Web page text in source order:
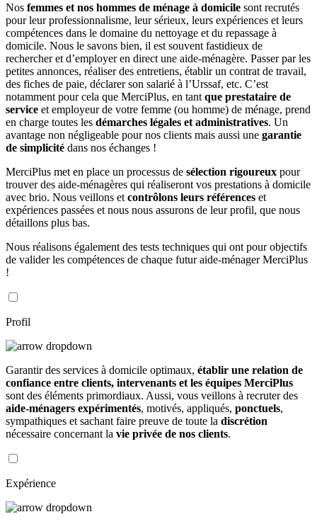
Nos femmes et nos hommes de ménage à domicile sont recrutés
pour leur professionnalisme, leur sérieux, leurs expériences et leurs
compétences dans le domaine du nettoyage et du repassage à
domicile. Nous le savons bien, il est souvent fastidieux de
rechercher et d’employer en direct une aide-ménagère. Passer par les
petites annonces, réaliser des entretiens, établir un contrat de travail,
des fiches de paie, déclarer son salarié à l’Urssaf, etc. C’est
notamment pour cela que MerciPlus, en tant que prestataire de
service et employeur de votre femme (ou homme) de ménage, prend
en charge toutes les démarches légales et administratives. Un
avantage non négligeable pour nos clients mais aussi une garantie
de simplicité dans nos échanges !
MerciPlus met en place un processus de sélection rigoureux pour
trouver des aide-ménagères qui réaliseront vos prestations à domicile
avec brio. Nous veillons et contrôlons leurs références et
expériences passées et nous nous assurons de leur profil, que nous
détaillons plus bas.
Nous réalisons également des tests techniques qui ont pour objectifs
de valider les compétences de chaque futur aide-ménager MerciPlus
!
Profil
Garantir des services à domicile optimaux, établir une relation de
confiance entre clients, intervenants et les équipes MerciPlus
sont des éléments primordiaux. Aussi, vous veillons à recruter des
aide-ménagers expérimentés, motivés, appliqués, ponctuels,
sympathiques et sachant faire preuve de toute la discrétion
nécessaire concernant la vie privée de nos clients.
Expérience